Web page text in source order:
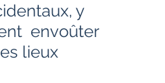
y
envoûter
lieux